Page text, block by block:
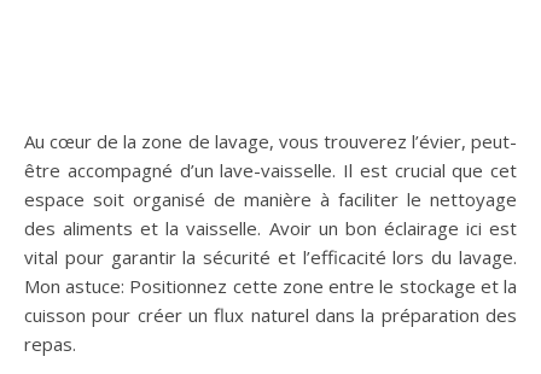
Au cœur de la zone de lavage, vous trouverez l’évier, peut-
être accompagné d’un lave-vaisselle. Il est crucial que cet
espace soit organisé de manière à faciliter le nettoyage
des aliments et la vaisselle. Avoir un bon éclairage ici est
vital pour garantir la sécurité et l’efficacité lors du lavage.
Mon astuce: Positionnez cette zone entre le stockage et la
cuisson pour créer un flux naturel dans la préparation des
repas.